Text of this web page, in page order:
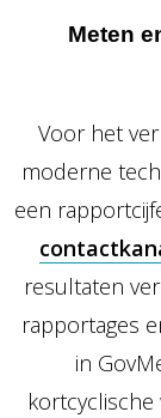
Meten
Voor het
moderne
een
resultaten
rapportages
in
kortcyclische